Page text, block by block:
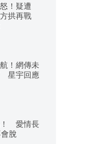
！疑遭
方拱再戰
！網傳未
星宇回應
！ 愛情長
脫